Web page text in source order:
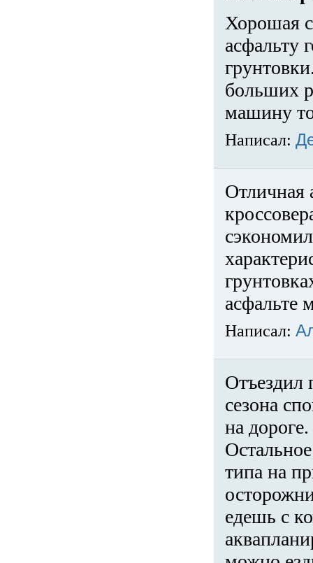
Хорошая
асфальту
больших
машину
Написал:
Отличная
асфальте
Написал:
Отъездил
сезона
на
типа на
едешь с